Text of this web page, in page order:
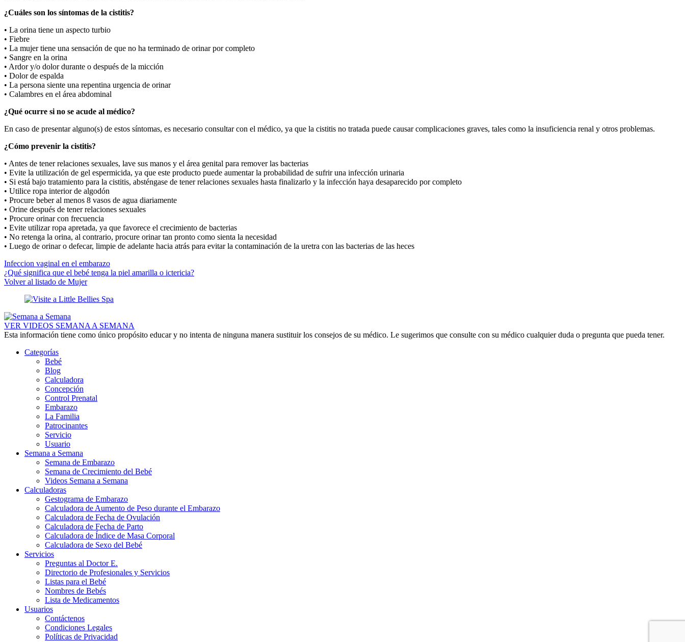
¿Cuáles son los síntomas de la cistitis?
• La orina tiene un aspecto turbio
• Fiebre
• La mujer tiene una sensación de que no ha terminado de orinar por completo
• Sangre en la orina
• Ardor y/o dolor durante o después de la micción
• Dolor de espalda
• La persona siente una repentina urgencia de orinar
• Calambres en el área abdominal
¿Qué ocurre si no se acude al médico?
En caso de presentar alguno(s) de estos síntomas, es necesario consultar con el médico, ya que la cistitis no tratada puede causar complicaciones graves, tales como la insuficiencia renal y otros problemas.
¿Cómo prevenir la cistitis?
• Antes de tener relaciones sexuales, lave sus manos y el área genital para remover las bacterias
• Evite la utilización de gel espermicida, ya que este producto puede aumentar la probabilidad de sufrir una infección urinaria
• Si está bajo tratamiento para la cistitis, absténgase de tener relaciones sexuales hasta finalizarlo y la infección haya desaparecido por completo
• Utilice ropa interior de algodón
• Procure beber al menos 8 vasos de agua diariamente
• Orine después de tener relaciones sexuales
• Procure orinar con frecuencia
• Evite utilizar ropa apretada, ya que favorece el crecimiento de bacterias
• No retenga la orina, al contrario, procure orinar tan pronto como sienta la necesidad
• Luego de orinar o defecar, limpie de adelante hacia atrás para evitar la contaminación de la uretra con las bacterias de las heces
Infeccion vaginal en el embarazo
¿Qué significa que el bebé tenga la piel amarilla o ictericia?
Volver al listado de Mujer
VER VIDEOS SEMANA A SEMANA
Esta información tiene como único propósito educar y no intenta de ninguna manera sustituir los consejos de su médico. Le sugerimos que consulte con su médico cualquier duda o pregunta que pueda tener.
Categorías
Bebé
Blog
Calculadora
Concepción
Control Prenatal
Embarazo
La Familia
Patrocinantes
Servicio
Usuario
Semana a Semana
Semana de Embarazo
Semana de Crecimiento del Bebé
Videos Semana a Semana
Calculadoras
Gestograma de Embarazo
Calculadora de Aumento de Peso durante el Embarazo
Calculadora de Fecha de Ovulación
Calculadora de Fecha de Parto
Calculadora de Índice de Masa Corporal
Calculadora de Sexo del Bebé
Servicios
Preguntas al Doctor E.
Directorio de Profesionales y Servicios
Listas para el Bebé
Nombres de Bebés
Lista de Medicamentos
Usuarios
Contáctenos
Condiciones Legales
Políticas de Privacidad